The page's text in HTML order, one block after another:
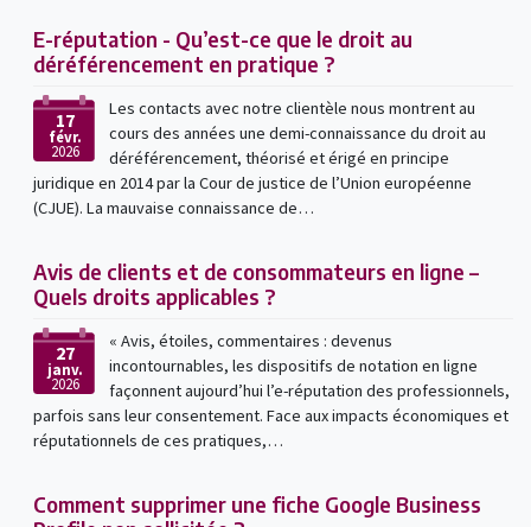
E-réputation - Qu’est-ce que le droit au
déréférencement en pratique ?
17
févr.
2026
Les contacts avec notre clientèle nous montrent au
cours des années une demi-connaissance du droit au
déréférencement, théorisé et érigé en principe
juridique en 2014 par la Cour de justice de l’Union européenne
(CJUE). La mauvaise connaissance de…
Avis de clients et de consommateurs en ligne –
Quels droits applicables ?
27
janv.
2026
« Avis, étoiles, commentaires : devenus
incontournables, les dispositifs de notation en ligne
façonnent aujourd’hui l’e-réputation des professionnels,
parfois sans leur consentement. Face aux impacts économiques et
réputationnels de ces pratiques,…
Comment supprimer une fiche Google Business